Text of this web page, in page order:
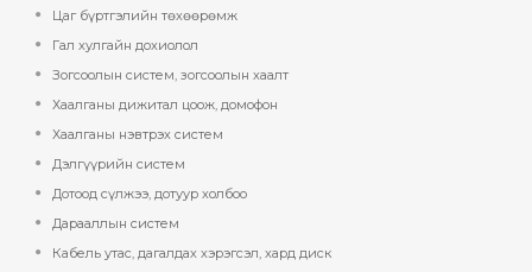
Цаг бүртгэлийн төхөөрөмж
Гал хулгайн дохиолол
Зогсоолын систем, зогсоолын хаалт
Хаалганы дижитал цоож, домофон
Хаалганы нэвтрэх систем
Дэлгүүрийн систем
Дотоод сүлжээ, дотуур холбоо
Дарааллын систем
Кабель утас, дагалдах хэрэгсэл, хард диск